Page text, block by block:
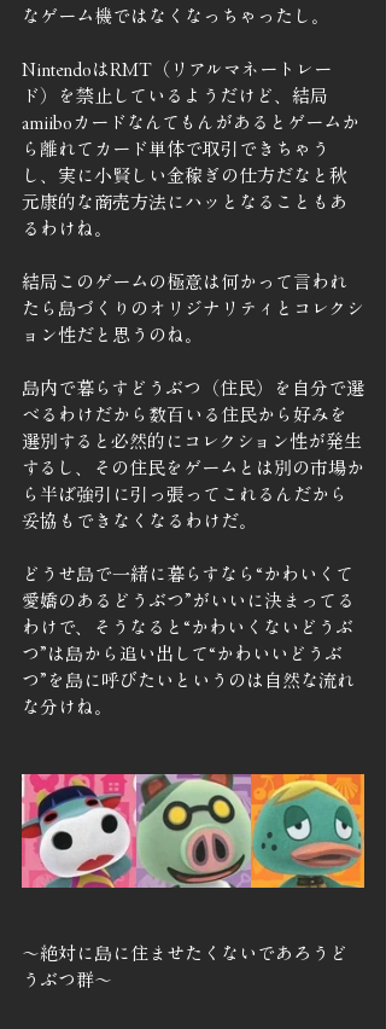
なゲーム機ではなくなっちゃったし。
NintendoはRMT（リアルマネートレー
ド）を禁止しているようだけど、結局
amiiboカードなんてもんがあるとゲームか
ら離れてカード単体で取引できちゃう
し、実に小賢しい金稼ぎの仕方だなと秋
元康的な商売方法にハッとなることもあ
るわけね。
結局このゲームの極意は何かって言われ
たら島づくりのオリジナリティとコレクシ
ョン性だと思うのね。
島内で暮らすどうぶつ（住民）を自分で選
べるわけだから数百いる住民から好みを
選別すると必然的にコレクション性が発生
するし、その住民をゲームとは別の市場か
ら半ば強引に引っ張ってこれるんだから
妥協もできなくなるわけだ。
どうせ島で一緒に暮らすなら“かわいくて
愛嬌のあるどうぶつ”がいいに決まってる
わけで、そうなると“かわいくないどうぶ
つ”は島から追い出して“かわいいどうぶ
つ”を島に呼びたいというのは自然な流れ
な分けね。
～絶対に島に住ませたくないであろうど
うぶつ群～